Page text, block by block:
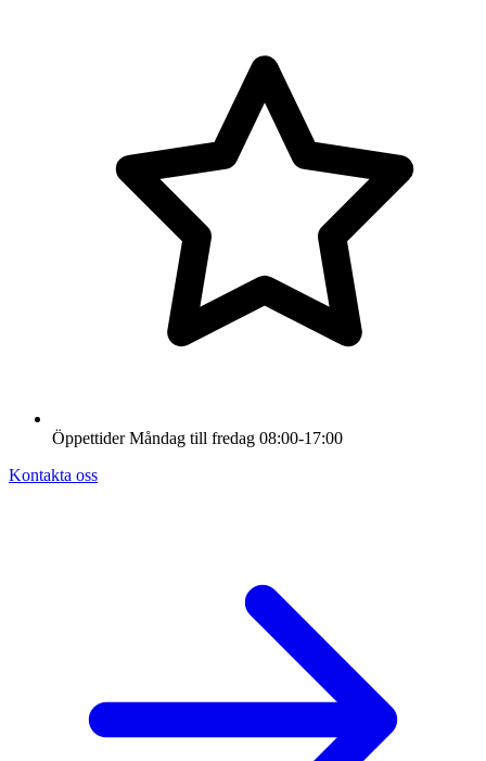
Öppettider Måndag till fredag 08:00-17:00
Kontakta oss